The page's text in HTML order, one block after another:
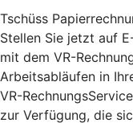
Tschüss
Stellen Sie jetzt auf
mit dem VR-
Arbeitsabläufen in
VR-
zur Verfügung, die